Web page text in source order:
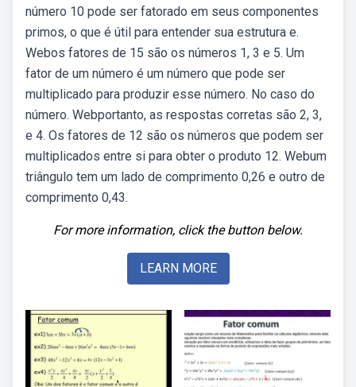
número 10 pode ser fatorado em seus componentes
primos, o que é útil para entender sua estrutura e.
Webos fatores de 15 são os números 1, 3 e 5. Um
fator de um número é um número que pode ser
multiplicado para produzir esse número. No caso do
número. Webportanto, as respostas corretas são 2, 3,
e 4. Os fatores de 12 são os números que podem ser
multiplicados entre si para obter o produto 12. Webum
triângulo tem um lado de comprimento 0,26 e outro de
comprimento 0,43.
For more information, click the button below.
LEARN MORE